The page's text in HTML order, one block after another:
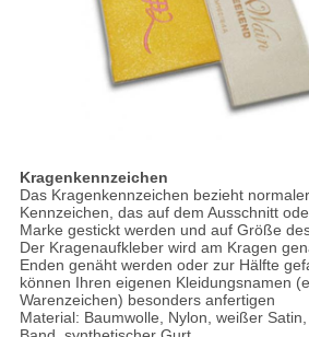
Kragenkennzeichen
Das Kragenkennzeichen bezieht
Kennzeichen, das auf dem Ausschnitt
Marke gestickt werden und auf Größe
Der Kragenaufkleber wird am Kragen
Enden genäht werden oder zur Hälfte
können Ihren eigenen Kleidungsnamen
Warenzeichen) besonders anfertigen
Material: Baumwolle, Nylon, weißer